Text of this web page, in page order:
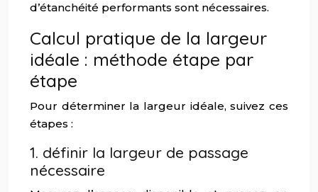
d’étanchéité performants sont nécessaires.
Calcul pratique de la largeur
idéale : méthode étape par
étape
Pour déterminer la largeur idéale, suivez ces
étapes :
1. définir la largeur de passage
nécessaire